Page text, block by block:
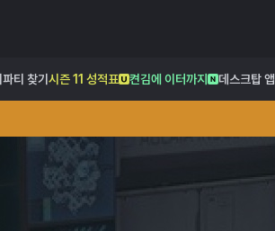
파티 찾기 시즌 11 성적표 켠김에 이터까지 데스크탑 앱